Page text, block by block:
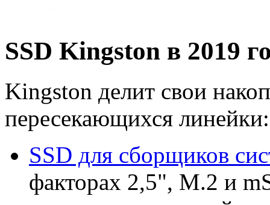
SSD Kingston в 2019
Kingston делит свои
пересекающихся линейки:
SSD для сборщиков
факторах 2,5", M.2 и